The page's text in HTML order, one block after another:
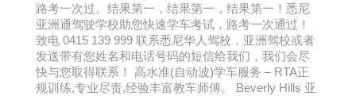
路考一次过。结果第一，结果第一，结果第一！悉尼
亚洲通驾驶学校助您快速学车考试，路考一次通过！
致电 0415 139 999 联系悉尼华人驾校，亚洲驾校或者
发送带有您姓名和电话号码的短信给我们，我们会尽
快与您取得联系！ 高水准(自动波)学车服务 – RTA正
规训练,专业尽责,经验丰富教车师傅。 Beverly Hills 亚